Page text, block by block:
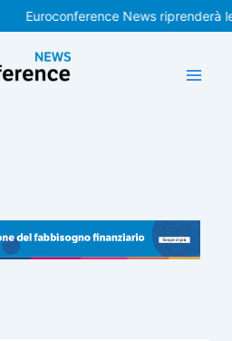
Euroconference News riprenderà le